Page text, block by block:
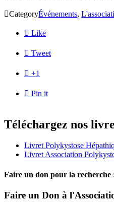
CategoryÉvénements,
 Like
 Tweet
 +1
 Pin it
Téléchargez nos
Livret Polykystose
Livret Association
Faire un don pour la recherche
Faire un Don à